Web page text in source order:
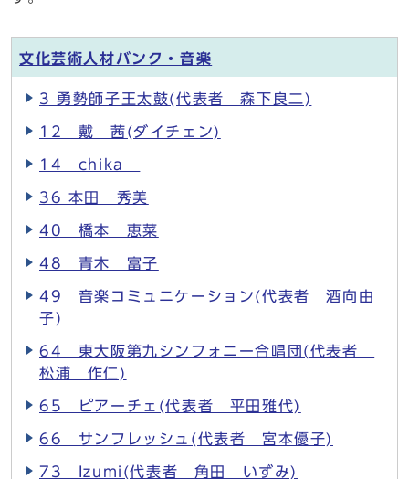
文化芸術人材バンク・音楽
3 勇勢師子王太鼓(代表者 森下良二)
12 戴 茜(ダイチェン)
14 chika
36 本田 秀美
40 橋本 恵菜
48 青木 富子
49 音楽コミュニケーション(代表者 酒向由
子)
64 東大阪第九シンフォニー合唱団(代表者
松浦 作仁)
65 ピアーチェ(代表者 平田雅代)
66 サンフレッシュ(代表者 宮本優子)
73 Izumi(代表者 角田 いずみ)